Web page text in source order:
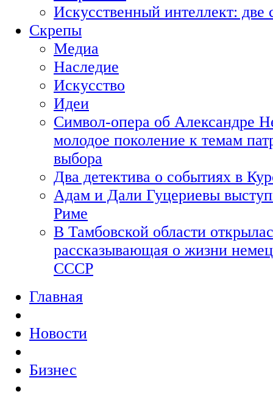
Искусственный интеллект:
Скрепы
Медиа
Наследие
Искусство
Идеи
Символ-опера об Александре
молодое поколение к темам
выбора
Два детектива о событиях в
Адам и Дали Гуцериевы
Риме
В Тамбовской области
рассказывающая о жизни
СССР
Главная
Новости
Бизнес